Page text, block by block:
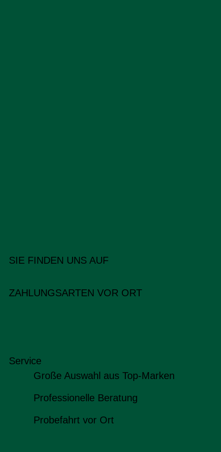
SIE FINDEN UNS AUF
ZAHLUNGSARTEN VOR ORT
Service
Große Auswahl aus Top-Marken
Professionelle Beratung
Probefahrt vor Ort